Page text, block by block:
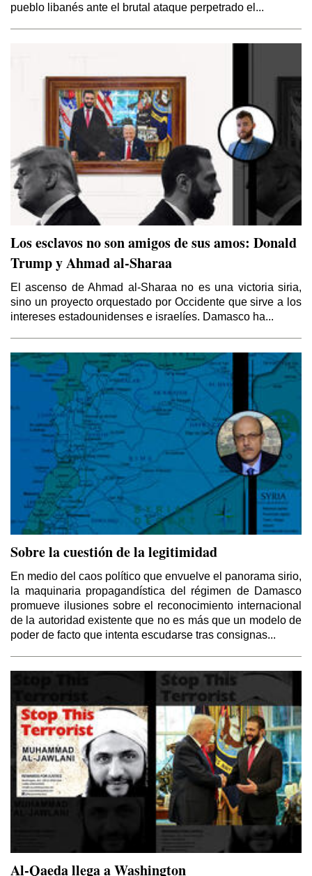
pueblo libanés ante el brutal ataque perpetrado el...
Los esclavos no son amigos de sus amos: Donald
Trump y Ahmad al-Sharaa
El ascenso de Ahmad al-Sharaa no es una victoria siria,
sino un proyecto orquestado por Occidente que sirve a los
intereses estadounidenses e israelíes. Damasco ha...
Sobre la cuestión de la legitimidad
En medio del caos político que envuelve el panorama sirio,
la maquinaria propagandística del régimen de Damasco
promueve ilusiones sobre el reconocimiento internacional
de la autoridad existente que no es más que un modelo de
poder de facto que intenta escudarse tras consignas...
Al-Qaeda llega a Washington